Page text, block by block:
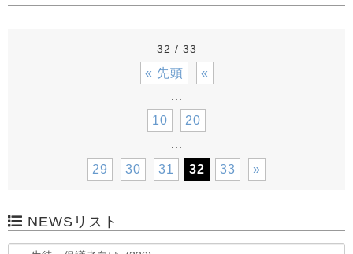
32 / 33
« 先頭 «
10 20
29 30 31 32 33 »
NEWSリスト